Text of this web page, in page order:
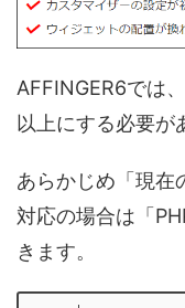
AFFINGER6では
以上にする必要が
あらかじめ「現在
対応の場合は「
きます。